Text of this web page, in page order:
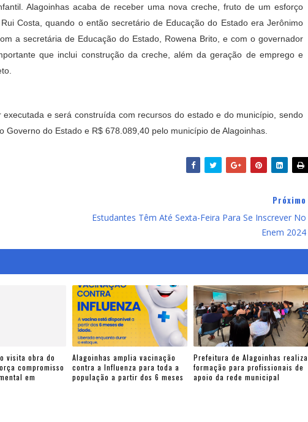
Alagoinhas acaba de receber uma nova creche, fruto de um esforço
Costa, quando o então secretário de Educação do Estado era Jerônimo
a secretária de Educação do Estado, Rowena Brito, e com o governador
que inclui construção da creche, além da geração de emprego e
e será construída com recursos do estado e do município, sendo
do Estado e R$ 678.089,40 pelo município de Alagoinhas.
Próximo
Estudantes Têm Até Sexta-Feira Para Se Inscrever No
Enem 2024
visita obra do
compromisso
em
Alagoinhas amplia vacinação
contra a Influenza para toda a
população a partir dos 6 meses
Prefeitura de Alagoinhas realiza
formação para profissionais de
apoio da rede municipal